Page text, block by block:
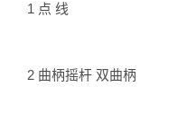
1 点 线
2 曲柄摇杆 双曲柄